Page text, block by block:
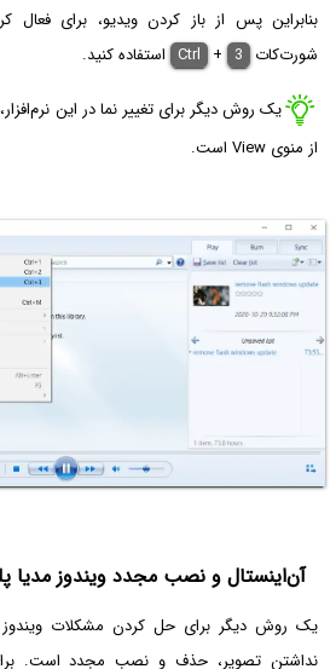
شورت‌کات
Ctrl + 3 استفاده کنید.
از منوی View است.
آن‌اینستال و نصب مجدد ویندوز مدیا
یک روش دیگر برای حل کردن مشکلات ویندوز
نداشتن تصویر، حذف و نصب مجدد است.